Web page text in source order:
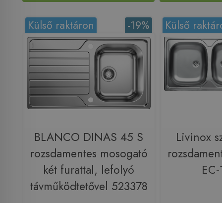
-19%
Külső raktáron
BLANCO DINAS 45 S
rozsdamentes mosogató
két furattal, lefolyó
távműködtetővel 523378
Külső
Livinox